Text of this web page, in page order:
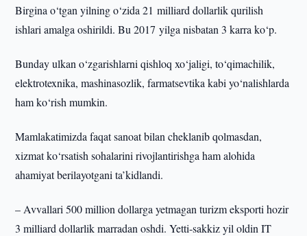
Birgina o‘tgan yilning o‘zida 21 milliard dollarlik qurilish
ishlari amalga oshirildi. Bu 2017 yilga nisbatan 3 karra ko‘p.
Bunday ulkan o‘zgarishlarni qishloq xo‘jaligi, to‘qimachilik,
elektrotexnika, mashinasozlik, farmatsevtika kabi yo‘nalishlarda
ham ko‘rish mumkin.
Mamlakatimizda faqat sanoat bilan cheklanib qolmasdan,
xizmat ko‘rsatish sohalarini rivojlantirishga ham alohida
ahamiyat berilayotgani ta’kidlandi.
– Avvallari 500 million dollarga yetmagan turizm eksporti hozir
3 milliard dollarlik marradan oshdi. Yetti-sakkiz yil oldin IT